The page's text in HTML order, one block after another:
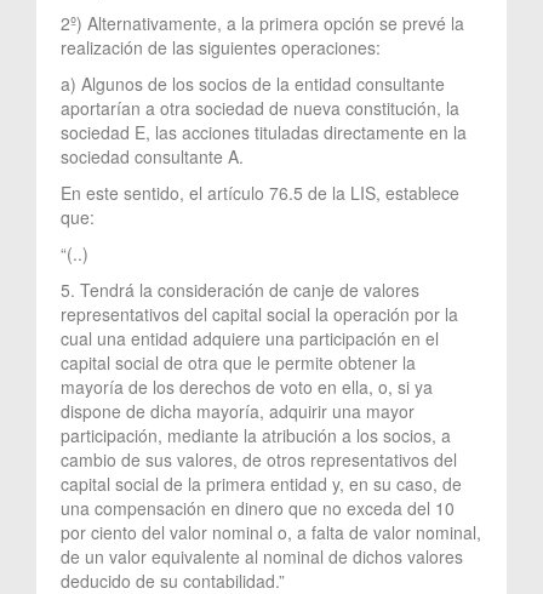
2º) Alternativamente, a la primera opción se prevé la
realización de las siguientes operaciones:
a) Algunos de los socios de la entidad consultante
aportarían a otra sociedad de nueva constitución, la
sociedad E, las acciones tituladas directamente en la
sociedad consultante A.
En este sentido, el artículo 76.5 de la LIS, establece
que:
“(..)
5. Tendrá la consideración de canje de valores
representativos del capital social la operación por la
cual una entidad adquiere una participación en el
capital social de otra que le permite obtener la
mayoría de los derechos de voto en ella, o, si ya
dispone de dicha mayoría, adquirir una mayor
participación, mediante la atribución a los socios, a
cambio de sus valores, de otros representativos del
capital social de la primera entidad y, en su caso, de
una compensación en dinero que no exceda del 10
por ciento del valor nominal o, a falta de valor nominal,
de un valor equivalente al nominal de dichos valores
deducido de su contabilidad.”